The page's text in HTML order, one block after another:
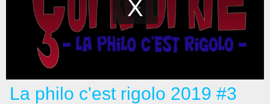
La philo c'est rigolo 2019 #3